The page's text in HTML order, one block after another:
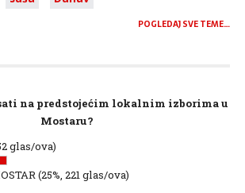
POGLEDAJ SVE TEME…
na predstojećim lokalnim izborima u
Mostaru?
glas/ova)
(25%, 221 glas/ova)